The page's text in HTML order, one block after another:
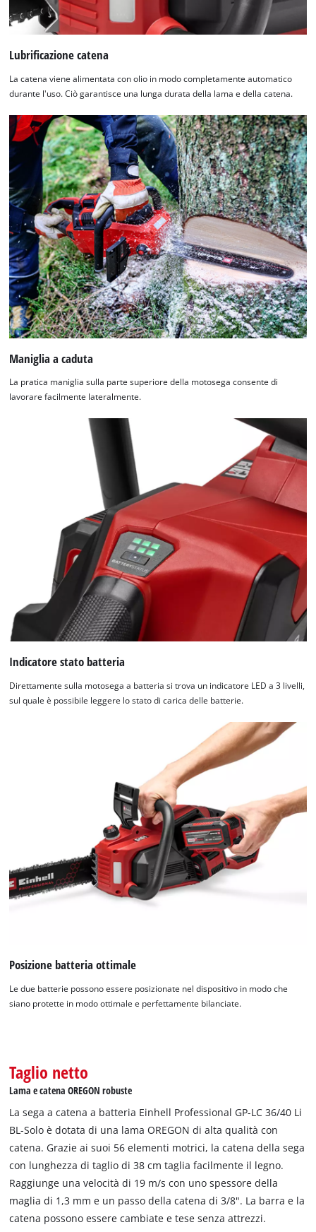
Abbiamo bisogno del vostro permesso
per caricare Google Maps!
This content is not permitted to load due
to trackers that are not disclosed to the
visitor. The website owner needs to setup
the site with their CMP to add this content
to the list of technologies used.
Powered byUsercentrics Consent
Management Platform
Lubrificazione catena
La catena viene alimentata con olio in modo completamente automatico
durante l'uso. Ciò garantisce una lunga durata della lama e della catena.
Maniglia a caduta
La pratica maniglia sulla parte superiore della motosega consente di
lavorare facilmente lateralmente.
Indicatore stato batteria
Direttamente sulla motosega a batteria si trova un indicatore LED a 3 livelli,
sul quale è possibile leggere lo stato di carica delle batterie.
Posizione batteria ottimale
Le due batterie possono essere posizionate nel dispositivo in modo che
siano protette in modo ottimale e perfettamente bilanciate.
Taglio netto
Lama e catena OREGON robuste
La sega a catena a batteria Einhell Professional GP-LC 36/40 Li
BL-Solo è dotata di una lama OREGON di alta qualità con
catena. Grazie ai suoi 56 elementi motrici, la catena della sega
con lunghezza di taglio di 38 cm taglia facilmente il legno.
Raggiunge una velocità di 19 m/s con uno spessore della
maglia di 1,3 mm e un passo della catena di 3/8". La barra e la
catena possono essere cambiate e tese senza attrezzi.